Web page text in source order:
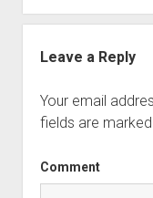
Leave a Reply
Your email
fields are marked
Comment